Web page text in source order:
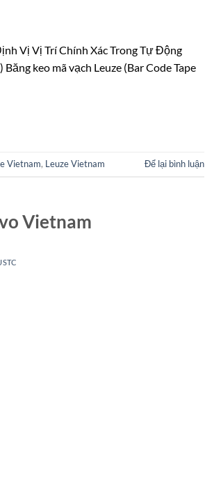
Vị Vị Trí Chính Xác Trong Tự Động
keo mã vạch Leuze (Bar Code Tape
Vietnam, Leuze Vietnam Để lại bình luận
Vietnam